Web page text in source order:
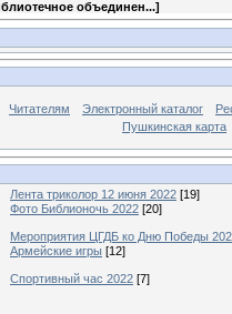
объединен...]
Читателям Электронный каталог
Пушкинская карта
Лента триколор 12 июня 2022 [19]
Фото Библионочь 2022 [20]
Мероприятия ЦГДБ ко Дню Победы
Армейские игры [12]
Спортивный час 2022 [7]